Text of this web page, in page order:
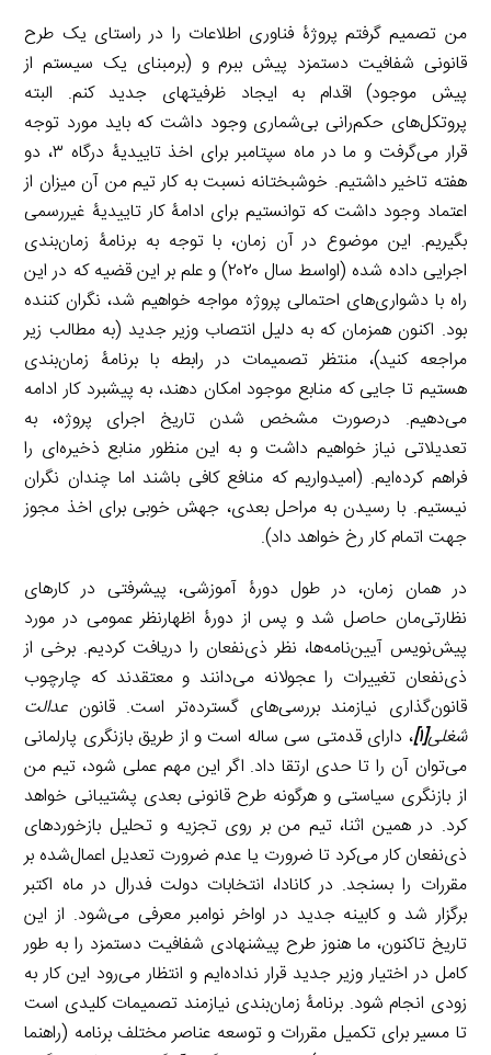
من تصمیم گرفتم پروژۀ فناوری اطلاعات را در راستای یک طرح
قانونی شفافیت دستمزد پیش ببرم و (بر‌مبنای یک سیستم از
پیش موجود) اقدام به ایجاد ظرفیت‎های جدید کنم. البته
پروتکل‌های حکم‌رانی بی‌شماری وجود داشت که باید مورد توجه
قرار می‌گرفت و ما در ماه سپتامبر برای اخذ تاییدیۀ درگاه ۳، دو
هفته تاخیر داشتیم. خوشبختانه نسبت به کار تیم من آن میزان از
اعتماد وجود داشت که توانستیم برای ادامۀ کار تاییدیۀ غیررسمی
بگیریم. این موضوع در آن زمان، با توجه به برنامۀ زمان‌بندی
اجرایی داده شده (اواسط سال ۲۰۲۰) و علم بر این قضیه که در این
راه با دشواری‌های احتمالی پروژه مواجه خواهیم شد، نگران کننده
بود. اکنون همزمان که به دلیل انتصاب وزیر جدید (به مطالب زیر
مراجعه کنید)، منتظر تصمیمات در رابطه با برنامۀ زمان‌بندی
هستیم تا جایی که منابع موجود امکان دهند، به پیشبرد کار ادامه
می‌دهیم. درصورت مشخص شدن تاریخ اجرای پروژه، به
تعدیلاتی نیاز خواهیم داشت و به این منظور منابع ذخیره‌ای را
فراهم کرده‌ایم. (امیدواریم که منافع کافی باشند اما چندان نگران
نیستیم. با رسیدن به مراحل بعدی، جهش خوبی برای اخذ مجوز
جهت اتمام کار رخ خواهد داد).
در همان زمان، در طول دورۀ آموزشی، پیشرفتی در کار‌های
نظارتی‌مان حاصل شد و پس از دورۀ اظهار‌نظر عمومی در مورد
پیش‌نویس آیین‌نامه‌ها، نظر ذی‌نفعان را دریافت کردیم. برخی از
ذی‌نفعان تغییرات را عجولانه‌ می‌دانند و معتقدند که چارچوب
قانون‌گذاری نیازمند بررسی‌های گسترده‌تر است. قانونعدالت
شغلی[۱] ، دارای قدمتی سی ساله است و از طریق بازنگری‌ پارلمانی
می‌توان آن را تا حدی ارتقا داد. اگر این مهم عملی شود، تیم من
از بازنگری سیاستی و هرگونه طرح قانونی بعدی پشتیبانی خواهد
کرد. در همین اثنا، تیم من بر روی تجزیه و تحلیل بازخوردهای
ذی‌نفعان کار می‌کرد تا ضرورت یا عدم ضرورت تعدیل اعمال‌شده بر
مقررات را بسنجد. در کانادا، انتخابات دولت فدرال در ماه اکتبر
برگزار شد و کابینه جدید در اواخر نوامبر معرفی می‌شود. از این
تاریخ تاکنون، ما هنوز طرح پیشنهادی شفافیت دستمزد را به طور
کامل در اختیار وزیر جدید قرار نداده‌ایم و انتظار می‌رود این کار به
زودی انجام شود. برنامۀ زمان‌بندی نیازمند تصمیمات کلیدی است
تا مسیر برای تکمیل مقررات و توسعه عناصر مختلف برنامه (راهنما